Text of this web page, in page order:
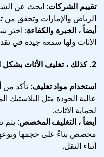
تقييم الشركات: ابحث عن
الرياض والإمارات وتحقق من
أيضاً ، الخبرة والكفاءة: اختر
الأثاث ولها سمعة جيدة في
2. كذلك ، تغليف الأثاث بشكل
استخدام مواد تغليف: تأكد من
عالية الجودة مثل البلاستيك
لحماية الأثاث.
أيضاً ، التغليف المخصص: يتم
مخصص بناءً على حجمها
أثناء النقل.